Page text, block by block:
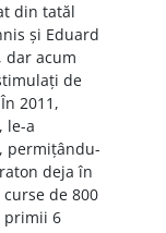
din tatăl
și Eduard
dar acum
de
2011,
le-a
permițându-
deja în
de 800
primii 6